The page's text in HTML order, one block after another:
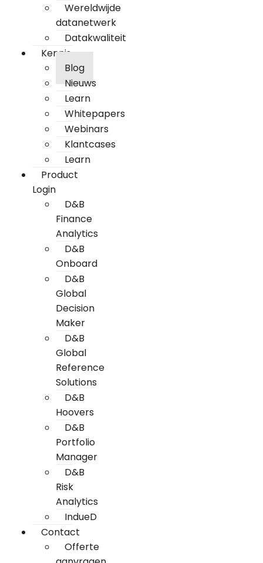
Wereldwijde
datanetwerk
Datakwaliteit
Kennis
Blog
Nieuws
Learn
Whitepapers
Webinars
Klantcases
Learn
Product
Login
D&B
Finance
Analytics
D&B
Onboard
D&B
Global
Decision
Maker
D&B
Global
Reference
Solutions
D&B
Hoovers
D&B
Portfolio
Manager
D&B
Risk
Analytics
IndueD
Contact
Offerte